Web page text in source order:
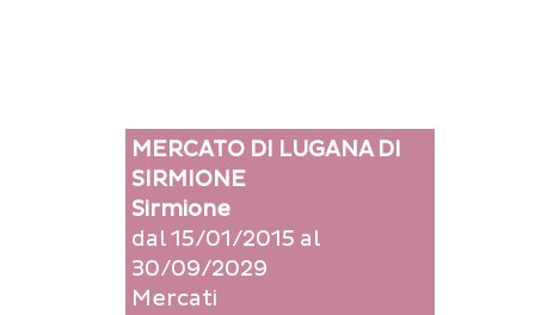
MERCATO DI LUGANA DI
SIRMIONE
Sirmione
dal 15/01/2015 al
30/09/2029
Mercati